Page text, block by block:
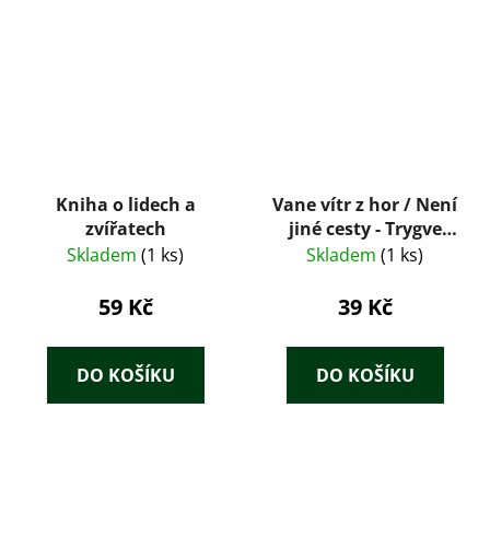
Kniha o lidech a
zvířatech
Skladem (1 ks)
59 Kč
DO KOŠÍKU
Vane vítr z hor / Není
jiné cesty - Trygve
Gulbranssen
Skladem (1 ks)
39 Kč
DO KOŠÍKU